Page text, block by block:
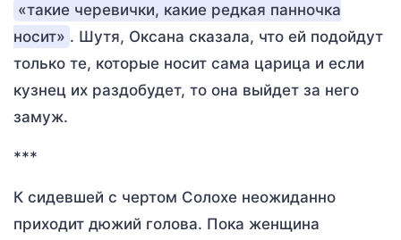
«такие черевички, какие редкая панночка
носит» . Шутя, Оксана сказала, что ей подойдут
только те, которые носит сама царица и если
кузнец их раздобудет, то она выйдет за него
замуж.
***
К сидевшей с чертом Солохе неожиданно
приходит дюжий голова. Пока женщина